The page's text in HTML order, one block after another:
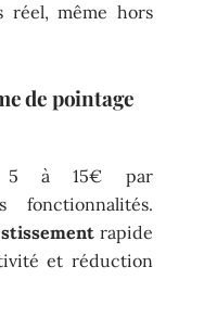
réel, même hors
de pointage
5 à 15€ par
fonctionnalités.
rapide
et réduction